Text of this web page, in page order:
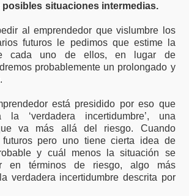
situaciones intermedias.
al emprendedor que vislumbre los
futuros le pedimos que estime la
cada uno de ellos, en lugar de
probablemente un prolongado y
está presidido por eso que
la ‘verdadera incertidumbre’, una
va más allá del riesgo. Cuando
futuros pero uno tiene cierta idea de
y cuál menos la situación se
en términos de riesgo, algo más
verdadera incertidumbre descrita por